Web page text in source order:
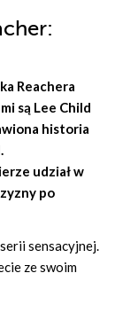
Reachera
są Lee Child
historia
udział w
po
sensacyjnej.
ze swoim